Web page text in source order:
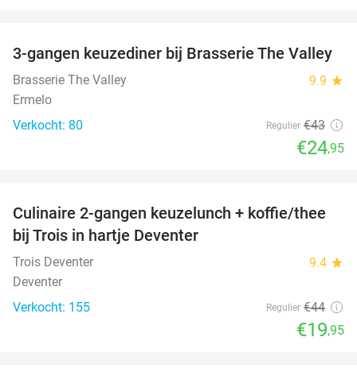
42%
3-gangen keuzediner bij Brasserie The Valley
Brasserie The Valley 9.9 star
Ermelo
Verkocht: 80
Regulier €43
€24,95
55%
Culinaire 2-gangen keuzelunch + koffie/thee
bij Trois in hartje Deventer
Trois Deventer 9.4 star
Deventer
Verkocht: 155
Regulier €44
€19,95